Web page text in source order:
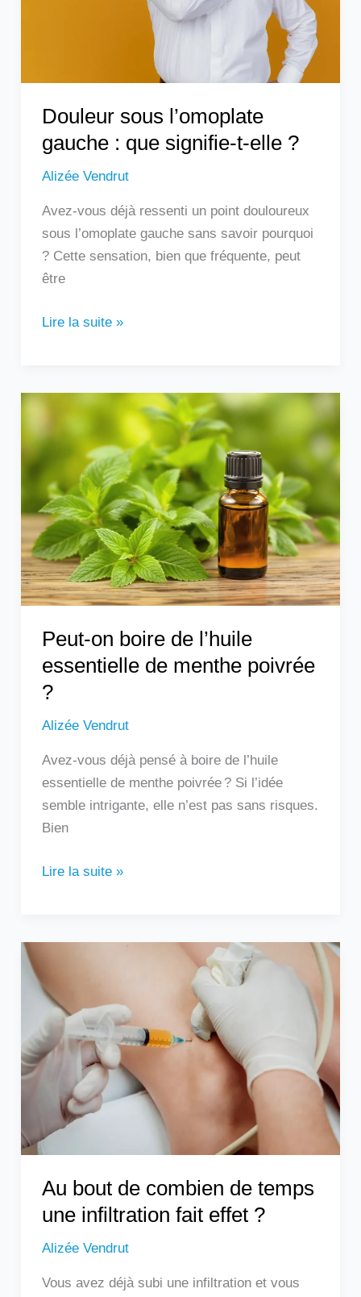
Douleur sous l’omoplate
gauche : que signifie-t-elle ?
Alizée Vendrut
Avez-vous déjà ressenti un point douloureux
sous l’omoplate gauche sans savoir pourquoi
? Cette sensation, bien que fréquente, peut
être
?
Lire la suite »
Peut-on boire de l’huile
essentielle de menthe poivrée
?
Alizée Vendrut
Avez-vous déjà pensé à boire de l’huile
essentielle de menthe poivrée ? Si l’idée
semble intrigante, elle n’est pas sans risques.
Bien
Peut-
boire
l’huile
essentielle
de
menthe
poivrée
?
Lire la suite »
Au bout de combien de temps
une infiltration fait effet ?
Alizée Vendrut
Vous avez déjà subi une infiltration et vous
de
combien
de
temps
infiltration
fait
effet
?